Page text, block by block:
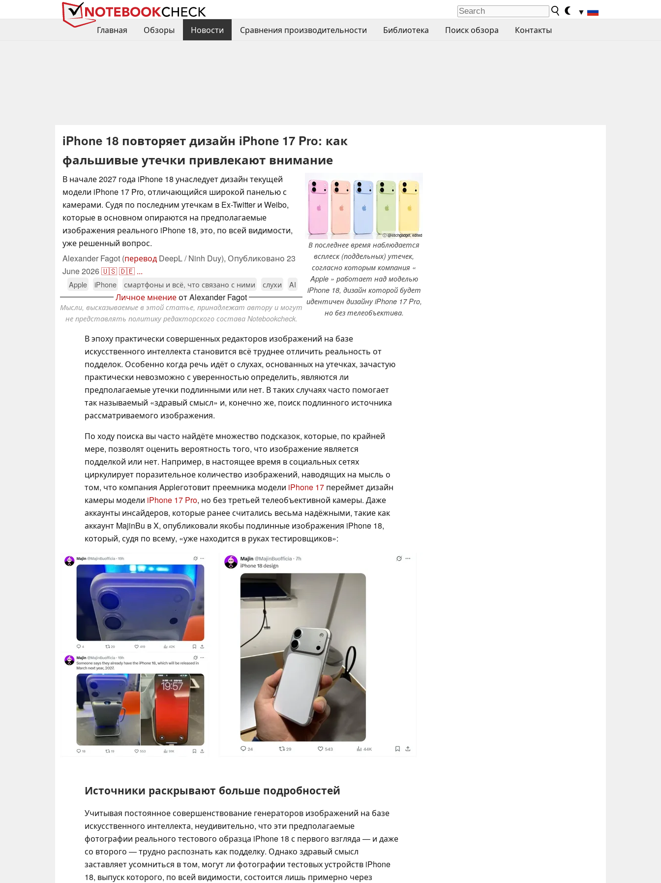
▼
Главная
Обзоры Новости Сравнения производительности Библиотека Поиск обзора Контакты
iPhone 18 повторяет дизайн iPhone 17 Pro: как
фальшивые утечки привлекают внимание
ⓘ @stichgadget, edited
В последнее время наблюдается
всплеск (поддельных) утечек,
согласно которым компания «
Apple » работает над моделью
iPhone 18, дизайн которой будет
идентичен дизайну iPhone 17 Pro,
но без телеобъектива.
В начале 2027 года iPhone 18 унаследует дизайн текущей
модели iPhone 17 Pro, отличающийся широкой панелью с
камерами. Судя по последним утечкам в Ex-Twitter и Weibo,
которые в основном опираются на предполагаемые
изображения реального iPhone 18, это, по всей видимости,
уже решенный вопрос.
Alexander Fagot (перевод DeepL / Ninh Duy), Опубликовано 23
June 2026🇺🇸🇩🇪 ...
Apple iPhone смартфоны и всё, что связано с ними слухи AI
Личное мнениеот Alexander Fagot
Мысли, высказываемые в этой статье, принадлежат автору и могут
не представлять политику редакторского состава Notebookcheck.
В эпоху практически совершенных редакторов изображений на базе
искусственного интеллекта становится всё труднее отличить реальность от
подделок. Особенно когда речь идёт о слухах, основанных на утечках, зачастую
практически невозможно с уверенностью определить, являются ли
предполагаемые утечки подлинными или нет. В таких случаях часто помогает
так называемый «здравый смысл» и, конечно же, поиск подлинного источника
рассматриваемого изображения.
По ходу поиска вы часто найдёте множество подсказок, которые, по крайней
мере, позволят оценить вероятность того, что изображение является
подделкой или нет. Например, в настоящее время в социальных сетях
циркулирует поразительное количество изображений, наводящих на мысль о
том, что компания Appleготовит преемника модели iPhone 17 переймет дизайн
камеры модели iPhone 17 Pro, но без третьей телеобъективной камеры. Даже
аккаунты инсайдеров, которые ранее считались весьма надёжными, такие как
аккаунт MajinBu в X, опубликовали якобы подлинные изображения iPhone 18,
который, судя по всему, «уже находится в руках тестировщиков»:
Источники раскрывают больше подробностей
Учитывая постоянное совершенствование генераторов изображений на базе
искусственного интеллекта, неудивительно, что эти предполагаемые
фотографии реального тестового образца iPhone 18 с первого взгляда — и даже
со второго — трудно распознать как подделку. Однако здравый смысл
заставляет усомниться в том, могут ли фотографии тестовых устройств iPhone
18, выпуск которого, по всей видимости, состоится лишь примерно через